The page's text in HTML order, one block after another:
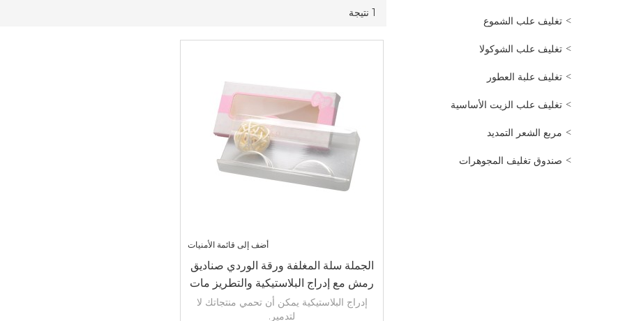
تغليف علب الشموع
تغليف علب الشوكولا
تغليف علبة العطور
تغليف علب الزيت الأساسية
مربع الشعر التمديد
صندوق تغليف المجوهرات
1 نتيجة
أضف إلى قائمة الأمنيات
الجملة سلة المغلفة ورقة الوردي صناديق
رمش مع إدراج البلاستيكية والتطريز مات
إدراج البلاستيكية يمكن أن تحمي منتجاتك لا
لتدمير.